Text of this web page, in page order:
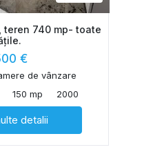
teren 740 mp- toate
€
de vânzare
150 mp 2000
detalii